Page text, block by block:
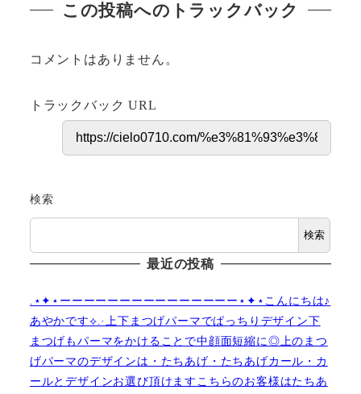
この投稿へのトラックバック
コメントはありません。
トラックバック URL
検索
検索
最近の投稿
.⋆✦⋆ーーーーーーーーーーーーーーー⋆✦⋆こんにちは♪
あやかです︎⟡.·上下まつげパーマでぱっちりデザイン下
まつげもパーマをかけることで中顔面短縮に◎上のまつ
げパーマのデザインは・たちあげ・たちあげカール・カ
ールとデザインお選び頂けますこちらのお客様はたちあ